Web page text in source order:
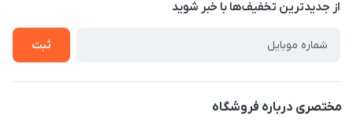
تماس با ما
راهنما
از جدید‌ترین تخفیف‌ها با‌ خبر شوید
ثبت
مختصری درباره فروشگاه